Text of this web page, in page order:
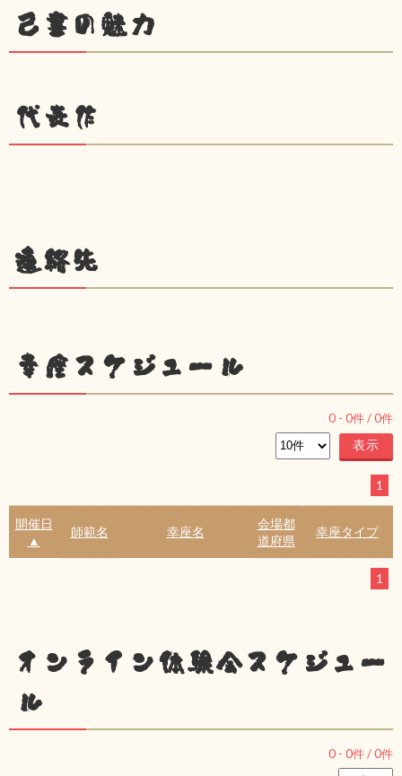
己書の魅力
代表作
連絡先
幸座スケジュール
0 - 0件 /0件
1
開催日
▲
師範名 幸座名
会場都
道府県
幸座タイプ
1
オンライン体験会スケジュー
ル
0 - 0件 /0件